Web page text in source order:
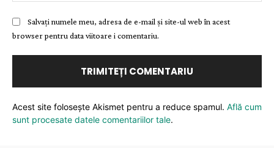
Salvați numele meu, adresa de e-mail și site-ul web în acest
browser pentru data viitoare i comentariu.
Acest site folosește Akismet pentru a reduce spamul. Află cum
sunt procesate datele comentariilor tale.